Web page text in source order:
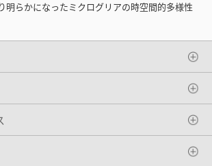
明らかになったミクログリアの時空間的多様性